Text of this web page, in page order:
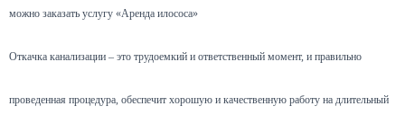
можно заказать услугу «Аренда илососа»
Откачка канализации – это трудоемкий и ответственный момент, и правильно
проведенная процедура, обеспечит хорошую и качественную работу на длительный